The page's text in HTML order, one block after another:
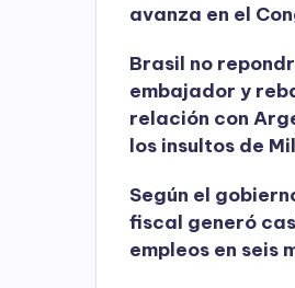
avanza en el
Brasil no
embajador y
relación con
los insultos de
Según el
fiscal generó
empleos en seis